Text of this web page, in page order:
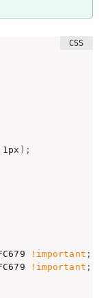
) ;
!important ;
!important ;